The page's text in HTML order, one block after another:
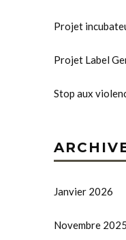
Projet
Projet Label
Stop aux
Janvier 2026
Novembre 2025